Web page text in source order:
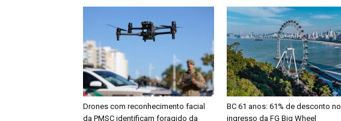
Drones com reconhecimento facial
da PMSC identificam foragido da
BC 61 anos: 61% de desconto no
ingresso da FG Big Wheel